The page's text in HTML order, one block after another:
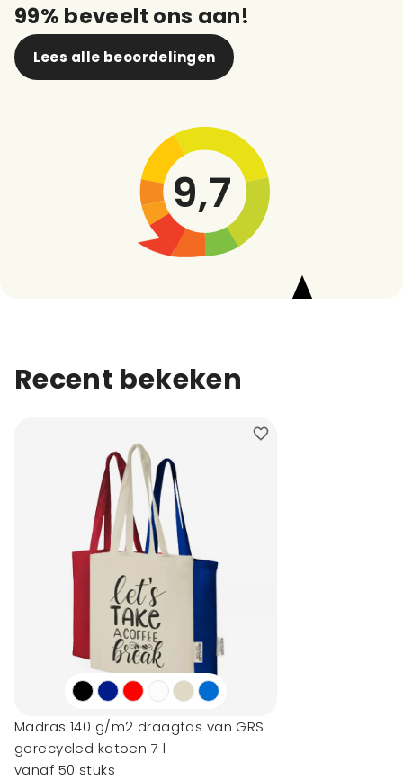
99% beveelt ons aan!
Lees alle beoordelingen
9,7
Recent bekeken
Madras 140 g/m2 draagtas van GRS
gerecycled katoen 7 l
vanaf 50 stuks